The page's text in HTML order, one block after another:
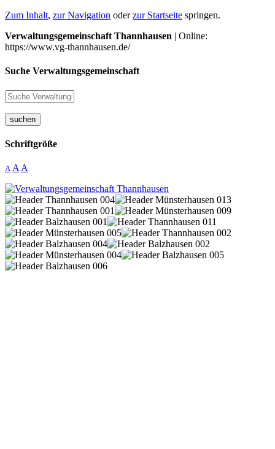
Zum Inhalt, zur Navigation oderzur Startseite springen.
Verwaltungsgemeinschaft Thannhausen | Online:
https://www.vg-thannhausen.de/
Suche Verwaltungsgemeinschaft
suchen
Schriftgröße
A A A